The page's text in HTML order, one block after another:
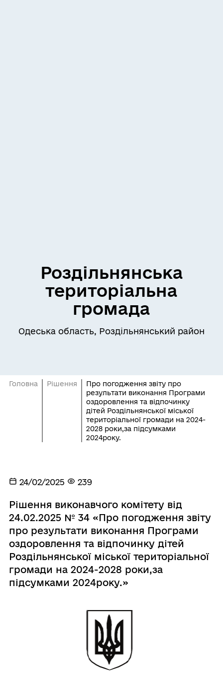
Роздільнянська
територіальна
громада
Одеська область, Роздільнянський район
Головна Рішення
Про погодження звіту про
результати виконання Програми
оздоровлення та відпочинку
дітей Роздільнянської міської
територіальної громади на 2024-
2028 роки,за підсумками
2024року.
24/02/2025 239
Рішення виконавчого комітету від
24.02.2025 № 34 «Про погодження звіту
про результати виконання Програми
оздоровлення та відпочинку дітей
Роздільнянської міської територіальної
громади на 2024-2028 роки,за
підсумками 2024року.»